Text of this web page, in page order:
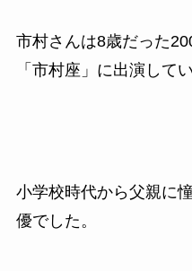
市村さんは8歳だった
「市村座」に出演して
小学校時代から父親に
優でした。